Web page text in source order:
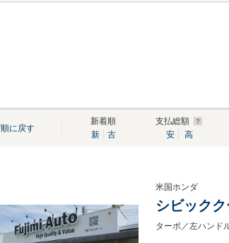
に戻す
新着順
新
古
支払総額
安
高
米国ホンダ
シビック